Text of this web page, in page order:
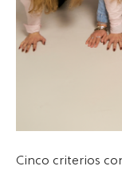
Cinco criterios